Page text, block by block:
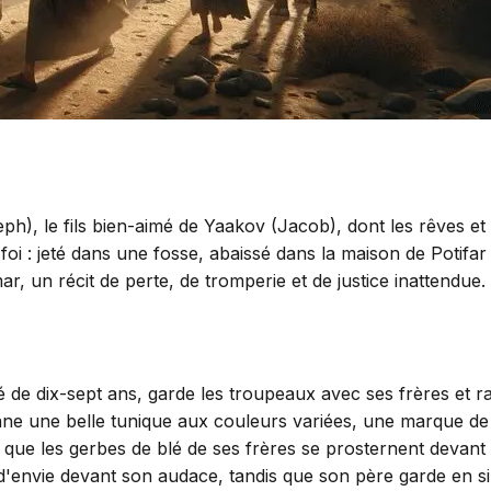
le fils bien-aimé de Yaakov (Jacob), dont les rêves
: jeté dans une fosse, abaissé dans la maison de
un récit de perte, de tromperie et de justice inattendue.
de dix-sept ans, garde les troupeaux avec ses frères et
une belle tunique aux couleurs variées, une marque
les gerbes de blé de ses frères se prosternent
devant son audace, tandis que son père garde en